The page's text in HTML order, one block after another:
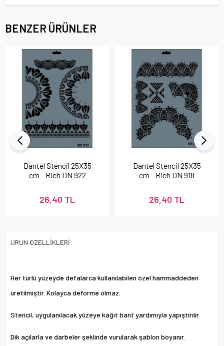
BENZER ÜRÜNLER
Dantel Stencil 25X35
cm - Rich DN 922
26,40 TL
Dantel Stencil 25X35
cm - Rich DN 918
26,40 TL
ÜRÜN ÖZELLIKLERI
Her türlü yüzeyde defalarca kullanılabilen özel hammaddeden
üretilmiştir. Kolayca deforme olmaz.
Stencil, uygulanılacak yüzeye kağıt bant yardımıyla yapıştırılır.
Dik açılarla ve darbeler şeklinde vurularak şablon boyanır.